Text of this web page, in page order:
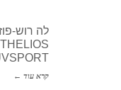
לה רוש-
קרא עוד ←